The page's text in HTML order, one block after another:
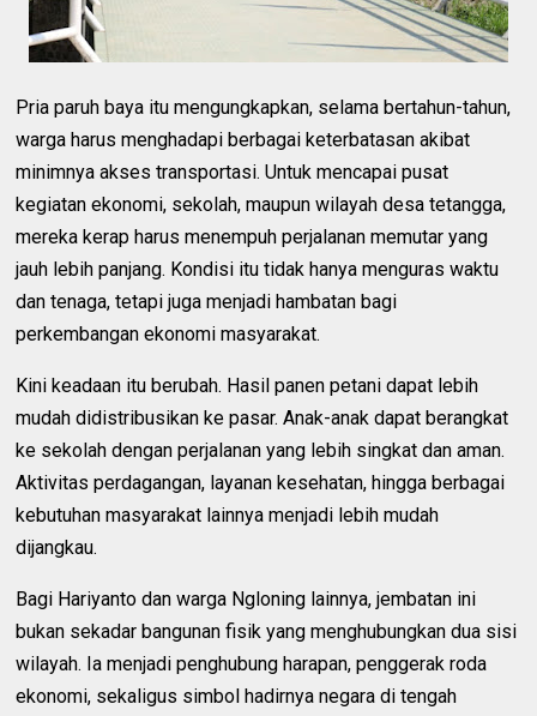
Pria paruh baya itu mengungkapkan, selama bertahun-tahun,
warga harus menghadapi berbagai keterbatasan akibat
minimnya akses transportasi. Untuk mencapai pusat
kegiatan ekonomi, sekolah, maupun wilayah desa tetangga,
mereka kerap harus menempuh perjalanan memutar yang
jauh lebih panjang. Kondisi itu tidak hanya menguras waktu
dan tenaga, tetapi juga menjadi hambatan bagi
perkembangan ekonomi masyarakat.
Kini keadaan itu berubah. Hasil panen petani dapat lebih
mudah didistribusikan ke pasar. Anak-anak dapat berangkat
ke sekolah dengan perjalanan yang lebih singkat dan aman.
Aktivitas perdagangan, layanan kesehatan, hingga berbagai
kebutuhan masyarakat lainnya menjadi lebih mudah
dijangkau.
Bagi Hariyanto dan warga Ngloning lainnya, jembatan ini
bukan sekadar bangunan fisik yang menghubungkan dua sisi
wilayah. Ia menjadi penghubung harapan, penggerak roda
ekonomi, sekaligus simbol hadirnya negara di tengah